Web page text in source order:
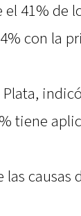
41% de
con la
tiene
causas